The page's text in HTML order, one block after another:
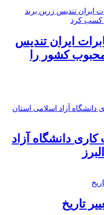
ایران تندیس
کشور را
دانشگاه آزاد
تاریخ